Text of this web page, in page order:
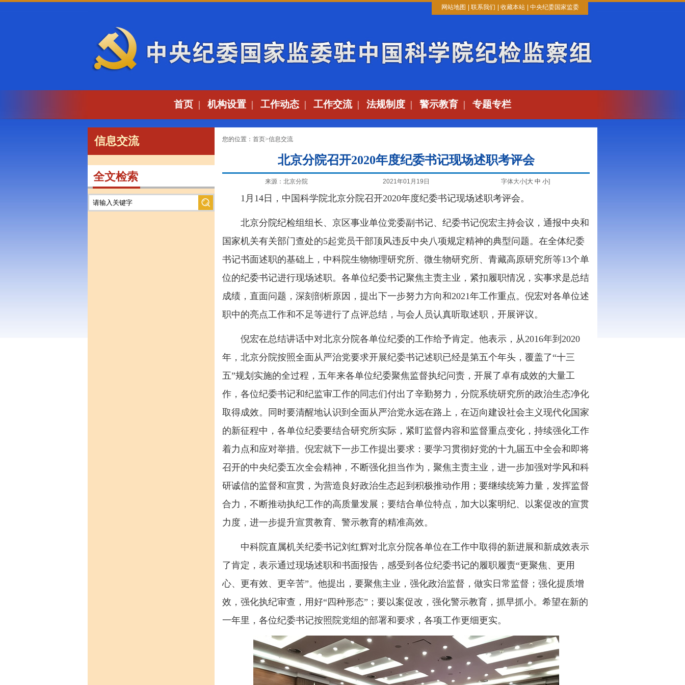
网站地图 联系我们 收藏本站 中央纪委国家监委
首页 | 机构设置 | 工作动态 | 工作交流| 法规制度 | 警示教育 | 专题专栏
信息交流
全文检索
您的位置： 首页>信息交流
北京分院召开2020年度纪委书记现场述职考评会
来源：北京分院 2021年01月19日 字体大小[大 中 小]
1月14日，中国科学院北京分院召开2020年度纪委书记现场述职考评会。
北京分院纪检组组长、京区事业单位党委副书记、纪委书记倪宏主持会议，通报中央和
国家机关有关部门查处的5起党员干部顶风违反中央八项规定精神的典型问题。在全体纪委
书记书面述职的基础上，中科院生物物理研究所、微生物研究所、青藏高原研究所等13个单
位的纪委书记进行现场述职。各单位纪委书记聚焦主责主业，紧扣履职情况，实事求是总结
成绩，直面问题，深刻剖析原因，提出下一步努力方向和2021年工作重点。倪宏对各单位述
职中的亮点工作和不足等进行了点评总结，与会人员认真听取述职，开展评议。
倪宏在总结讲话中对北京分院各单位纪委的工作给予肯定。他表示，从2016年到2020
年，北京分院按照全面从严治党要求开展纪委书记述职已经是第五个年头，覆盖了“十三
五”规划实施的全过程，五年来各单位纪委聚焦监督执纪问责，开展了卓有成效的大量工
作，各位纪委书记和纪监审工作的同志们付出了辛勤努力，分院系统研究所的政治生态净化
取得成效。同时要清醒地认识到全面从严治党永远在路上，在迈向建设社会主义现代化国家
的新征程中，各单位纪委要结合研究所实际，紧盯监督内容和监督重点变化，持续强化工作
着力点和应对举措。倪宏就下一步工作提出要求：要学习贯彻好党的十九届五中全会和即将
召开的中央纪委五次全会精神，不断强化担当作为，聚焦主责主业，进一步加强对学风和科
研诚信的监督和宣贯，为营造良好政治生态起到积极推动作用；要继续统筹力量，发挥监督
合力，不断推动执纪工作的高质量发展；要结合单位特点，加大以案明纪、以案促改的宣贯
力度，进一步提升宣贯教育、警示教育的精准高效。
中科院直属机关纪委书记刘红辉对北京分院各单位在工作中取得的新进展和新成效表示
了肯定，表示通过现场述职和书面报告，感受到各位纪委书记的履职履责“更聚焦、更用
心、更有效、更辛苦”。他提出，要聚焦主业，强化政治监督，做实日常监督；强化提质增
效，强化执纪审查，用好“四种形态”；要以案促改，强化警示教育，抓早抓小。希望在新的
一年里，各位纪委书记按照院党组的部署和要求，各项工作更细更实。